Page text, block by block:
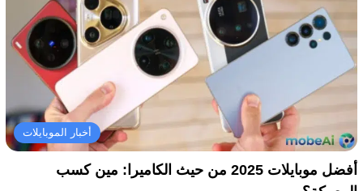
أخبار الموبايلات
أفضل موبايلات 2025 من حيث الكاميرا: مين كسب